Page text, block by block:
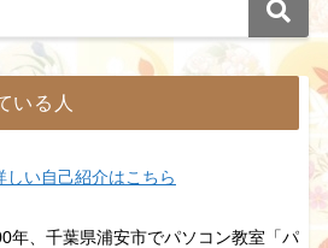
いる人
い自己紹介はこちら
年、千葉県浦安市でパソコン教室「パ